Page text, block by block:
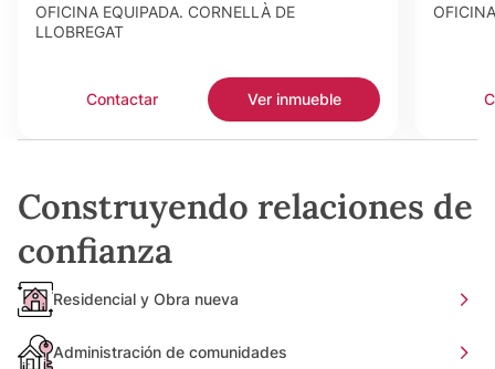
OFICINA EQUIPADA. CORNELLÀ DE
LLOBREGAT
Contactar Ver inmueble
Construyendo relaciones de
confianza
Residencial y Obra nueva
Administración de comunidades